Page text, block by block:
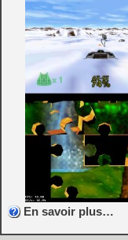
En savoir plus…